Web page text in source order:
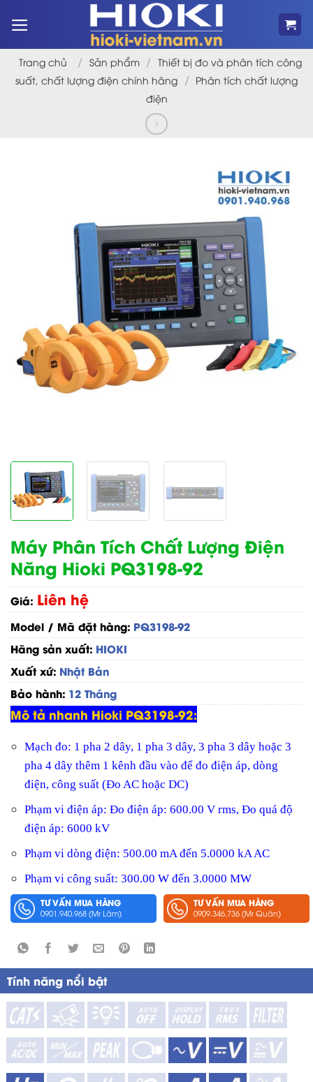
qua
dungTrang chủ / Sản phẩm / Thiết bị đo và phân tích công
suất, chất lượng điện chính hãng
/ Phân tích chất lượng
điện
Máy Phân Tích Chất Lượng Điện
Năng Hioki PQ3198-92
Giá: Liên hệ
Model / Mã đặt hàng: PQ3198-92
Hãng sản xuất: HIOKI
Xuất xứ: Nhật Bản
Bảo hành: 12 Tháng
Mô tả nhanh Hioki PQ3198-92:
Mạch đo: 1 pha 2 dây, 1 pha 3 dây, 3 pha 3 dây hoặc 3
pha 4 dây thêm 1 kênh đầu vào để đo điện áp, dòng
điện, công suất (Đo AC hoặc DC)
Phạm vi điện áp: Đo điện áp: 600.00 V rms, Đo quá độ
điện áp: 6000 kV
Phạm vi dòng điện: 500.00 mA đến 5.0000 kA AC
Phạm vi công suất: 300.00 W đến 3.0000 MW
TƯ VẤN MUA HÀNG
0901.940.968 (Mr Lâm)
TƯ VẤN MUA HÀNG
0909.346.736 (Mr Quân)
Tính năng nổi bật